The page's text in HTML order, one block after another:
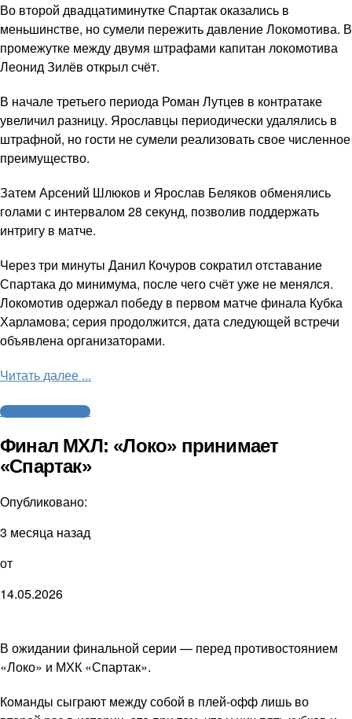
Во второй двадцатиминутке Спартак оказались в
меньшинстве, но сумели пережить давление Локомотива. В
промежутке между двумя штрафами капитан локомотива
Леонид Зилёв открыл счёт.
В начале третьего периода Роман Лутцев в контратаке
увеличил разницу. Ярославцы периодически удалялись в
штрафной, но гости не сумели реализовать свое численное
преимущество.
Затем Арсений Шлюков и Ярослав Беляков обменялись
голами с интервалом 28 секунд, позволив поддержать
интригу в матче.
Через три минуты Данил Кочуров сократил отставание
Спартака до минимума, после чего счёт уже не менялся.
Локомотив одержал победу в первом матче финала Кубка
Харламова; серия продолжится, дата следующей встречи
объявлена организаторами.
Читать далее ...
Молодежный хоккей
Финал МХЛ: «Локо» принимает
«Спартак»
Опубликовано:
3 месяца назад
от
14.05.2026
В ожидании финальной серии — перед противостоянием
«Локо» и МХК «Спартак».
Команды сыграют между собой в плей-офф лишь во